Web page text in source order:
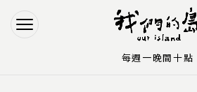
Jump to
Jump to Main
每週一晚間十點